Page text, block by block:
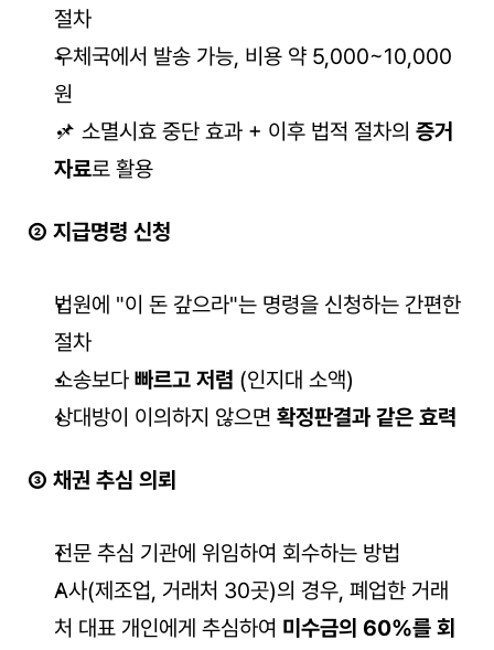
절차
우체국에서 발송 가능, 비용 약 5,000~10,000
원
📌 소멸시효 중단 효과 + 이후 법적 절차의 증거
자료로 활용
② 지급명령 신청
법원에 "이 돈 갚으라"는 명령을 신청하는 간편한
절차
소송보다 빠르고 저렴 (인지대 소액)
상대방이 이의하지 않으면 확정판결과 같은 효력
③ 채권 추심 의뢰
전문 추심 기관에 위임하여 회수하는 방법
A사(제조업, 거래처 30곳)의 경우, 폐업한 거래
처 대표 개인에게 추심하여 미수금의 60%를 회